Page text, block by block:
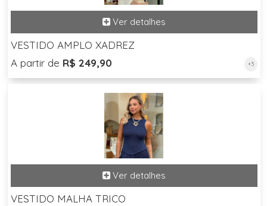
VESTIDO AMPLO XADREZ
A partir de R$ 249,90 +3
VESTIDO MALHA TRICO